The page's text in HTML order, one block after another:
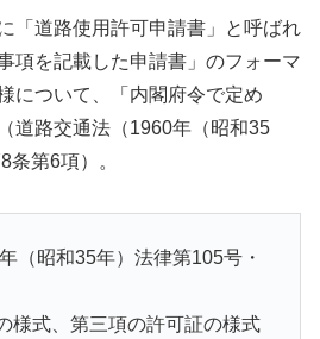
「道路使用許可申請書」と呼ばれ
項を記載した申請書」のフォーマ
について、「内閣府令で定め
道路交通法（1960年（昭和35
第6項）。
（昭和35年）法律第105号・
様式、第三項の許可証の様式